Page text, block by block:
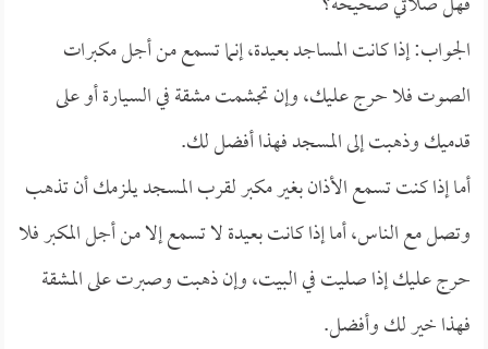
الجواب: إذا كانت المساجد بعيدة، إنما تسمع من أجل مكبرات
الصوت فلا حرج عليك، وإن تجشمت مشقة في السيارة أو على
قدميك وذهبت إلى المسجد فهذا أفضل لك.
أما إذا كنت تسمع الأذان بغير مكبر لقرب المسجد يلزمك أن تذهب
وتصل مع الناس، أما إذا كانت بعيدة لا تسمع إلا من أجل المكبر فلا
حرج عليك إذا صليت في البيت، وإن ذهبت وصبرت على المشقة
فهذا خير لك وأفضل.